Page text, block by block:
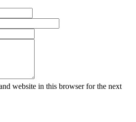
website in this browser for the next